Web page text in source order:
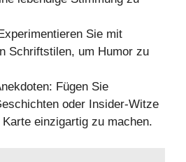
Sie mit
Schriftstilen, um Humor zu
Fügen Sie
oder Insider-Witze
einzigartig zu machen.